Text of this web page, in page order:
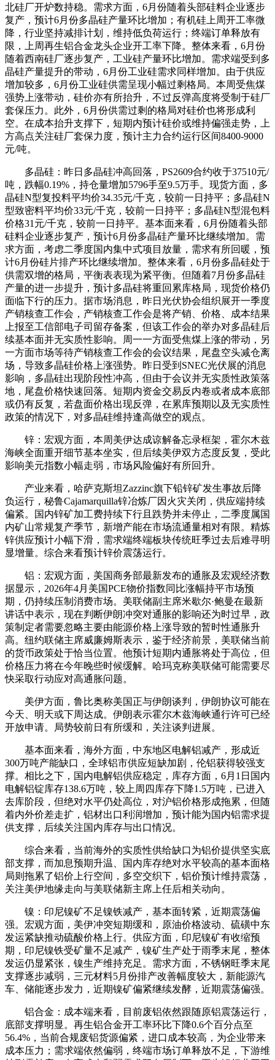
北硅厂开炉数持稳。需求方面，6月份随着头部硅料企业逐步
复产，预计6月份多晶硅产量环比增加； 有机硅 上周开工率微
降，行业坚持减排计划，维持低负荷运行；终端订单释放有
限，上周再生铝合金龙头企业开工率下降。整体来看，6月份
随着西南硅厂逐步复产，工业硅产量环比增加。需求端受到多
晶硅产量提升的带动，6月份工业硅需求同样增加。由于供应
增加较多，6月份工业硅供需呈现小幅过剩格局。本周受焦煤
强势上涨带动，硅价亦有所抬升，不过反弹高度将受制于硅厂
套保压力。此外，6月份供需过剩的格局对硅价也将形成利
空。在成本抬升支撑下，短期内预计硅价或维持偏强走势，上
方高点关注硅厂套保力度，预计主力合约运行区间8400-9000
元/吨。
多晶硅：昨日多晶硅冲高回落，PS2609合约收于37510元/
吨，跌幅0.19%，持仓量增加5796手至9.5万手。现货方面，多
晶硅N型复投料平均价34.35元/千克，较前一日持平；多晶硅N
型致密料平均价33元/千克，较前一日持平；多晶硅N型混包料
价格31元/千克，较前一日持平。基本面来看，6月份随着头部
硅料企业逐步复产，预计6月份多晶硅产量环比继续增加。需
求方面，考虑二季度国内集中式项目放量，需求有所回暖，预
计6月份硅片排产环比继续增加。整体来看，6月份多晶硅处于
供需双增的格局，平衡表表现为紧平衡。但随着7月份多晶硅
产量的进一步提升，预计多晶硅将重回累库格局，现货价格仍
面临下行的压力。据市场消息，昨日光伏协会组织展开一季度
产销核查工作会，产销核查工作会是将产销、价格、成本结果
上报至工信部电子司留存备案，但该工作会的举办对多晶硅后
续基本面并无实质性影响。周一一方面受焦煤 上涨的带动，另
一方面市场等待产销核查工作会的会议结果，尾盘空头减仓离
场，导致多晶硅价格上涨强势。昨日受到SNEC光伏展的消息
影响，多晶硅出现阶段性冲高，但由于会议并无实质性政策落
地，尾盘价格快速回落。短期内资金交易反内卷或者成本底部
或仍有反复，若盘面价格出现反弹，在累库预期以及无实质性
政策的情况下，对多晶硅维持逢高做空的观点。
锌：宏观方面，本周美伊达成谅解备忘录框架，霍尔木兹
海峡全面重开细节基本坐实，但后续美伊双方态度反复，受此
影响美元指数小幅走弱，市场风险偏好有所回升。
产业来看，哈萨克斯坦Zazzinc旗下铅锌矿发生事故后降
负运行，秘鲁Cajamarquilla锌冶炼厂因火灾关闭，供应端持续
偏紧。国内锌矿加工费持续下行且跌势并未停止，二季度属国
内矿山常规复产季节，新增产能在市场流通量相对有限。精炼
锌供应预计小幅下滑，需求端终端板块传统旺季过去后难寻明
显增量。 综合来看预计锌价震荡运行。
铝：宏观方面，美国商务部最新发布的通胀及宏观经济数
据显示，2026年4月美国PCE物价指数同比涨幅持平市场预
期，仍持续压制消费市场。美联储副主席米歇尔·鲍曼在最新
讲话中表示，现在判断伊朗冲突对通胀的影响还为时过早，政
策制定者需要忽略主要由能源价格上涨导致的暂时性通胀升
高。纽约联储主席威廉姆斯表示，鉴于经济前景，美联储当前
的货币政策处于恰当位置。他预计短期内通胀将处于高位，但
价格压力将在今年晚些时候缓解。哈玛克称美联储可能需要尽
快采取行动应对高通胀问题。
美伊方面，鲁比奥称美国正与伊朗谈判，伊朗协议可能在
今天、明天或下周达成。伊朗表示霍尔木兹海峡通行许可已经
开放申请。局势较前日有所缓和，关注谈判进展。
基本面来看，海外方面，中东地区电解铝减产，形成近
300万吨产能缺口，全球铝市供应短缺加剧，伦铝获得较强支
撑。相比之下，国内电解铝供应稳定，库存方面，6月1日国内
电解铝锭库存138.6万吨，较上周四库存下降1.5万吨，已进入
去库阶段，但绝对水平仍处高位，对沪铝价格形成拖累，但随
着内外价差走扩，铝材出口利润增加，预计能为国内铝需求提
供支撑，后续关注国内库存与出口情况。
综合来看，当前海外的实质性供给缺口为铝价提供坚实底
部支撑，而加息预期升温、国内库存绝对水平较高的基本面格
局则拖累了铝价上行空间，多空交织下，铝价预计维持震荡，
关注美伊地缘走向与美联储新主席上任后相关动向。
镍 ：印尼镍矿不足镍铁减产，基本面转紧，近期震荡偏
强。宏观方面，美伊冲突短期缓和，原油价格波动、硫磺中东
发运紧缺推动硫酸价格上行。供应方面，印尼镍矿有收缩预
期，印尼镍铁受矿量不足减产，镍矿生产处于雨季末尾，整体
发运仍显紧张，镍生产维持充足。需求方面，不锈钢旺季末尾
支撑逐步减弱，三元材料5月份排产改善幅度较大， 新能源汽
车 、储能逐步发力，近期镍矿偏紧继续发酵，近期震荡偏强。
铝合金：成本端来看，目前废铝依然跟随原铝震荡运行，
底部支撑明显。再生铝合金开工率环比下降0.6个百分点至
56.4%，当前合规废铝货源偏紧，进口成本较高，为企业带来
成本压力；需求端依然偏弱，终端市场订单释放不足，下游维